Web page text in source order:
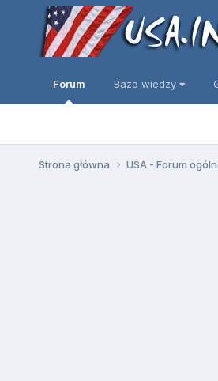
Forum Baza wiedzy
Strona główna USA - Forum